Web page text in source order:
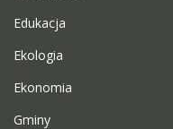
Edukacja
Ekologia
Ekonomia
Gminy